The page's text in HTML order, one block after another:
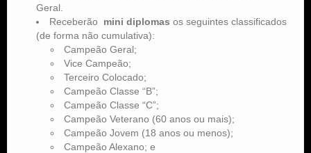
Geral.
Receberão mini diplomas os seguintes classificados
(de forma não cumulativa):
Campeão Geral;
Vice Campeão;
Terceiro Colocado;
Campeão Classe “B”;
Campeão Classe “C”;
Campeão Veterano (60 anos ou mais);
Campeão Jovem (18 anos ou menos);
Campeão Alexano; e